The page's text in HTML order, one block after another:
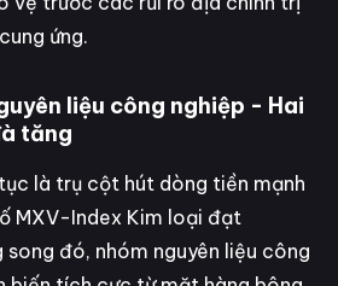
ứng.
liệu công nghiệp - Hai
tăng
là trụ cột hút dòng tiền mạnh
MXV-Index Kim loại đạt
song đó, nhóm nguyên liệu công